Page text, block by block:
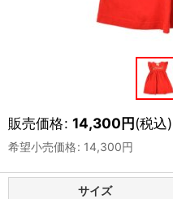
販売価格: 14,300円(税込)
希望小売価格: 14,300円
サイズ